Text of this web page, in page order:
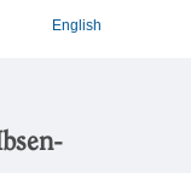
English